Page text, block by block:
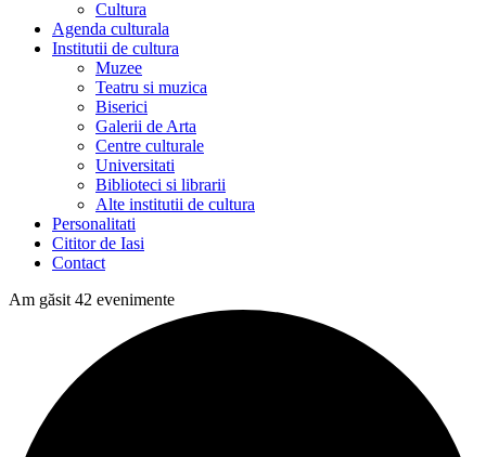
Cultura
Agenda culturala
Institutii de cultura
Muzee
Teatru si muzica
Biserici
Galerii de Arta
Centre culturale
Universitati
Biblioteci si librarii
Alte institutii de cultura
Personalitati
Cititor de Iasi
Contact
Am găsit 42 evenimente